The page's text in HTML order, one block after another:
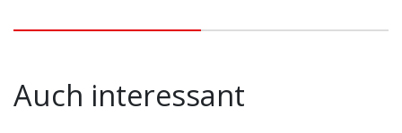
Auch interessant